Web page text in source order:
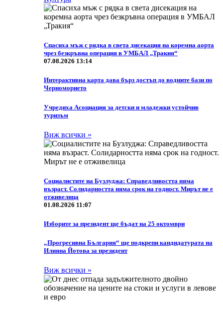
Спасиха мъж с рядка в света дисекация на коремна аорта
чрез безкръвна операция в УМБАЛ „Тракия“
07.08.2026 13:14
Интерактивна карта дава бърз достъп до водните бази по
Черноморието
Учредиха Асоциация за детски и младежки устойчив
туризъм
Виж всички »
Социалистите на Бузлуджа: Справедливостта няма
възраст. Солидарността няма срок на годност. Мирът не е
отживелица
01.08.2026 11:07
Изборите за президент ще бъдат на 25 октомври
„Прогресивна България“ ще подкрепи кандидатурата на
Илияна Йотова за президент
Виж всички »